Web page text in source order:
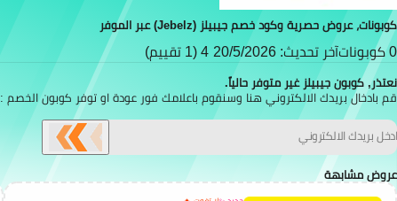
كوبونات، عروض حصرية وكود خصم جيبيلز (Jebelz) عبر الموفر
0 كوبونات آخر تحديث: 20/5/2026 4 (1 تقييم)
نعتذر, كوبون جيبيلز غير متوفر حالياً.
قم بادخال بريدك الالكتروني هنا وسنقوم باعلامك فور عودة او توفر كوبون الخصم :
عروض مشابهة